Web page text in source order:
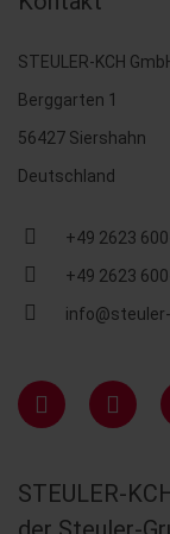
STEULER-KCH
Berggarten 1
56427 Siershahn
Deutschland
+49 2623
+49 2623
STEULER-